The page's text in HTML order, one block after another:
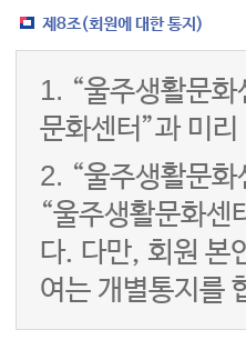
제8조(회원에 대한 통지)
1. “울주생활문
문화센터”과 미
2. “울주생활문
“울주생활문화센
다. 다만, 회원 본
여는 개별통지를